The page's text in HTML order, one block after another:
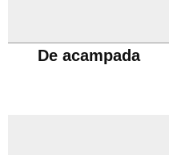
De acampada